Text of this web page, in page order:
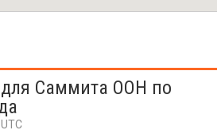
для Саммита ООН по